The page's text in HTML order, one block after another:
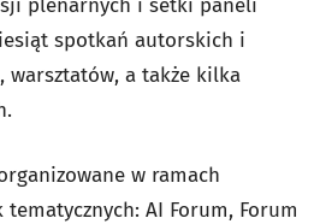
plenarnych i setki paneli
spotkań autorskich i
warsztatów, a także kilka
w ramach
AI Forum, Forum